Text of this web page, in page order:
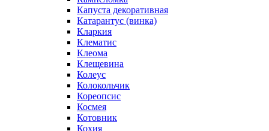
Капуста декоративная
Катарантус (винка)
Кларкия
Клематис
Клеома
Клещевина
Колеус
Колокольчик
Кореопсис
Космея
Котовник
Кохия